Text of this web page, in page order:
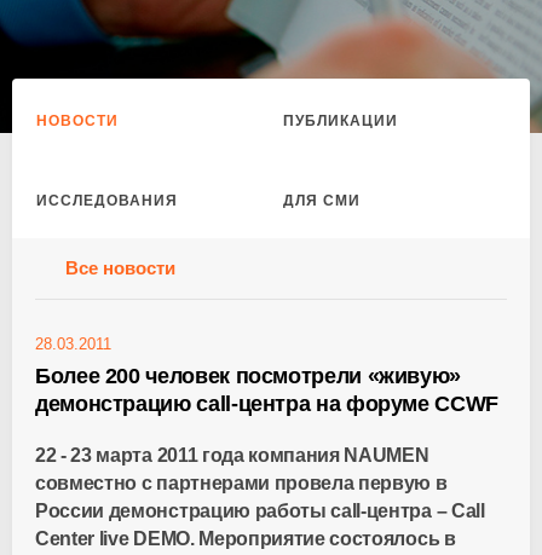
НОВОСТИ ПУБЛИКАЦИИ
ИССЛЕДОВАНИЯ ДЛЯ СМИ
Все новости
28.03.2011
Более 200 человек посмотрели «живую»
демонстрацию call-центра на форуме CCWF
22 - 23 марта 2011 года компания NAUMEN
совместно с партнерами провела первую в
России демонстрацию работы call-центра – Call
Center live DEMO. Мероприятие состоялось в